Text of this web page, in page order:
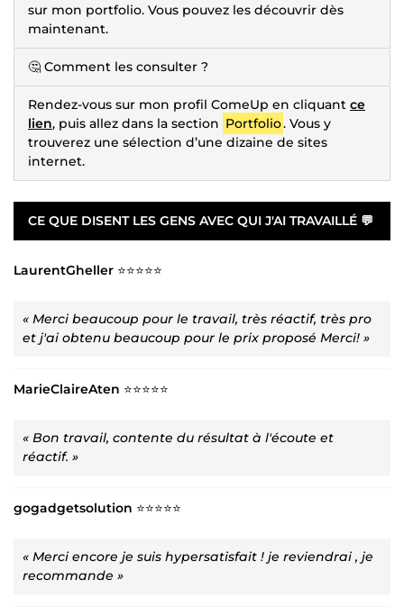
sur mon portfolio. Vous pouvez les découvrir dès
maintenant.
🤔 Comment les consulter ?
Rendez-vous sur mon profil ComeUp en cliquant ce
lien, puis allez dans la section Portfolio. Vous y
trouverez une sélection d’une dizaine de sites
internet.
CE QUE DISENT LES GENS AVEC QUI J'AI TRAVAILLÉ 💬
LaurentGheller ⭐⭐⭐⭐⭐
« Merci beaucoup pour le travail, très réactif, très pro
et j'ai obtenu beaucoup pour le prix proposé Merci! »
MarieClaireAten ⭐⭐⭐⭐⭐
« Bon travail, contente du résultat à l'écoute et
réactif. »
gogadgetsolution ⭐⭐⭐⭐⭐
« Merci encore je suis hypersatisfait ! je reviendrai , je
recommande »